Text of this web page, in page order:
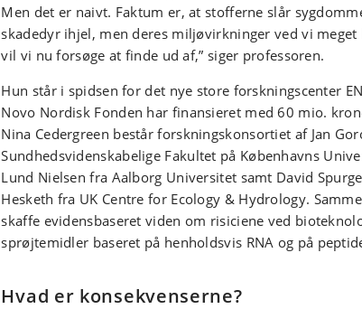
Men det er naivt. Faktum er, at stofferne slår
skadedyr ihjel, men deres miljøvirkninger ved vi
vil vi nu forsøge at finde ud af,” siger professoren.
Hun står i spidsen for det nye store forskningscenter
Novo Nordisk Fonden har finansieret med 60 mio.
Nina Cedergreen består forskningskonsortiet af Jan
Sundhedsvidenskabelige Fakultet på Københavns
Lund Nielsen fra Aalborg Universitet samt David
Hesketh fra UK Centre for Ecology & Hydrology.
skaffe evidensbaseret viden om risiciene ved
sprøjtemidler baseret på henholdsvis RNA og på
Hvad er konsekvenserne?